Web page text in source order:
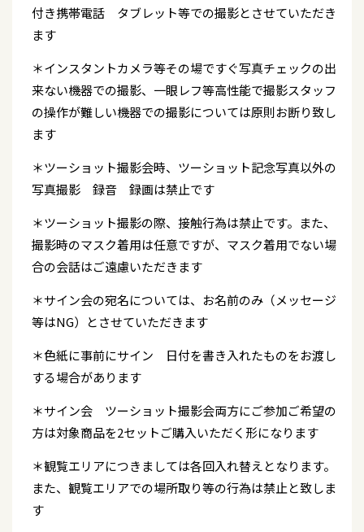
付き携帯電話 タブレット等での撮影とさせていただき
ます
＊インスタントカメラ等その場ですぐ写真チェックの出
来ない機器での撮影、一眼レフ等高性能で撮影スタッフ
の操作が難しい機器での撮影については原則お断り致し
ます
＊ツーショット撮影会時、ツーショット記念写真以外の
写真撮影 録音 録画は禁止です
＊ツーショット撮影の際、接触行為は禁止です。また、
撮影時のマスク着用は任意ですが、マスク着用でない場
合の会話はご遠慮いただきます
＊サイン会の宛名については、お名前のみ（メッセージ
等はNG）とさせていただきます
＊色紙に事前にサイン 日付を書き入れたものをお渡し
する場合があります
＊サイン会 ツーショット撮影会両方にご参加ご希望の
方は対象商品を2セットご購入いただく形になります
＊観覧エリアにつきましては各回入れ替えとなります。
また、観覧エリアでの場所取り等の行為は禁止と致しま
す